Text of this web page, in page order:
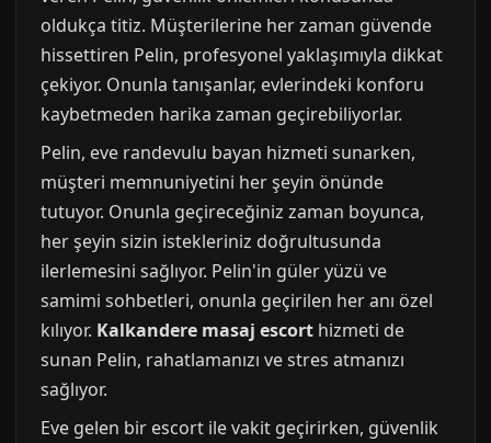
oldukça titiz. Müşterilerine her zaman güvende
hissettiren Pelin, profesyonel yaklaşımıyla dikkat
çekiyor. Onunla tanışanlar, evlerindeki konforu
kaybetmeden harika zaman geçirebiliyorlar.
Pelin, eve randevulu bayan hizmeti sunarken,
müşteri memnuniyetini her şeyin önünde
tutuyor. Onunla geçireceğiniz zaman boyunca,
her şeyin sizin istekleriniz doğrultusunda
ilerlemesini sağlıyor. Pelin'in güler yüzü ve
samimi sohbetleri, onunla geçirilen her anı özel
kılıyor. Kalkandere masaj escort hizmeti de
sunan Pelin, rahatlamanızı ve stres atmanızı
sağlıyor.
Eve gelen bir escort ile vakit geçirirken, güvenlik